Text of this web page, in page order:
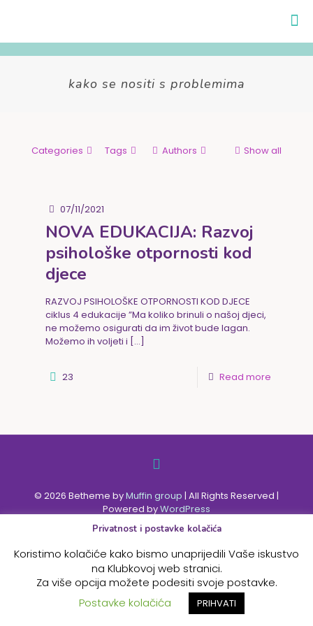
kako se nositi s problemima
Categories Tags Authors Show all
07/11/2021
NOVA EDUKACIJA: Razvoj
psihološke otpornosti kod
djece
RAZVOJ PSIHOLOŠKE OTPORNOSTI KOD DJECE
ciklus 4 edukacije ”Ma koliko brinuli o našoj djeci,
ne možemo osigurati da im život bude lagan.
Možemo ih voljeti i […]
23 Read more
© 2026 Betheme byMuffin group | All Rights Reserved |
Powered byWordPress
Privatnost i postavke kolačića
Koristimo kolačiće kako bismo unaprijedili Vaše iskustvo
na Klubkovoj web stranici.
Za više opcija možete podesiti svoje postavke.
Postavke kolačića
PRIHVATI